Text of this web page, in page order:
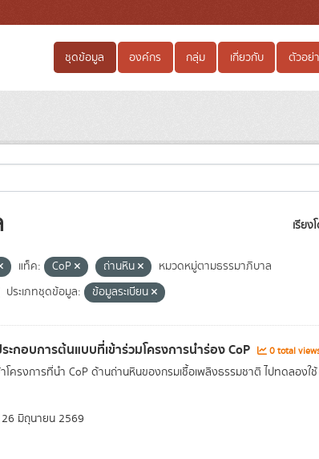
ชุดข้อมูล องค์กร กลุ่ม เกี่ยวกับ ตัวอย่
เรียง
แท็ค: CoP ถ่านหิน
หมวดหมู่ตามธรรมาภิบาล
ประเภทชุดข้อมูล: ข้อมูลระเบียน
กอบการต้นแบบที่เข้าร่วมโครงการนำร่อง CoP 0 total
โครงการที่นำ CoP ด้านถ่านหินของกรมเชื้อเพลิงธรรมชาติ ไปทดลองใ
มิถุนายน 2569